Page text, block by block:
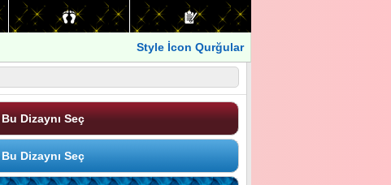
Style İcon Qurğular
Bu Dizaynı Seç
Bu Dizaynı Seç